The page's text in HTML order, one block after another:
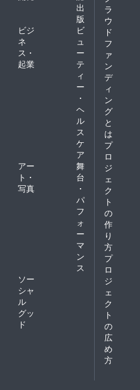
language, age or any
religious beliefs.
Again, thank you so
much, we are very
grateful to you from
the bottom of our
heart .
MIRRORBOWLERS
5340なる書類をつく
るそうな。これは物品
の総額が60万円までは
旅具通関なるものが適
応されるらしく、それ
以上になるとナンチャ
ラ通関といって、さら
に大変になるようで
す。物品の総額は、今
回のケースは普段使用
しているものなので、
減価償却された値段で
よいそうで、完全に自
分の言い値です。その
額では売らないけど、
60万円以下にねじふせ
ます。行って帰ってく
るだけで、こんなに大
変な思いをするとは知
りませんでした。なん
か腑に落ちませんね。
別に売る訳ではないの
に。。。ちなみに通関
業者（佐川、クロネ
コ）等に頼んじゃうと
いう手もありますがそ
出
版
ビジ
ネ
ス・
起業
ビ
ュ
ー
テ
ィ
ー
・
ヘ
ル
ス
ケ
ア
アー
ト・
写真
舞
台
・
パ
フ
ォ
ー
マ
ン
ス
ソー
シャ
ル
グッ
ド
ラ
ウ
ド
フ
ァ
ン
デ
ィ
ン
グ
と
は
プ
ロ
ジ
ェ
ク
ト
の
作
り
方
プ
ロ
ジ
ェ
ク
ト
の
広
め
方